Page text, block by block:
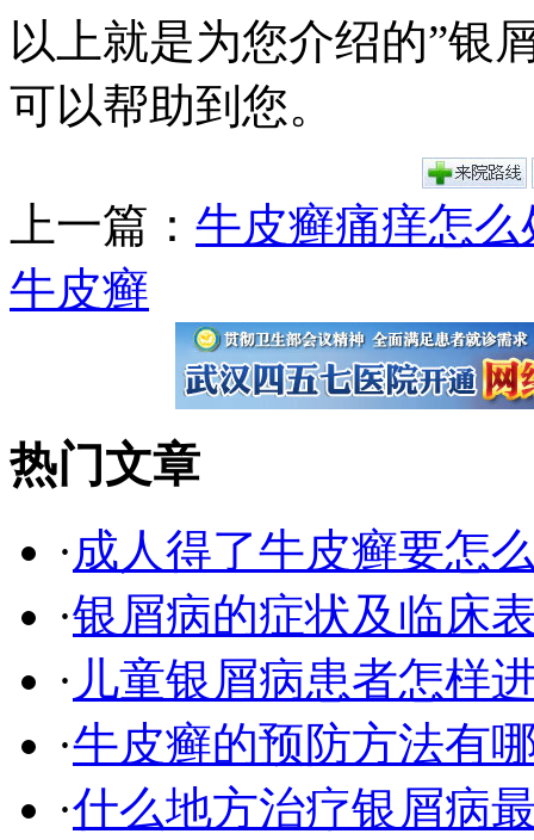
以上就是为您介绍的”银
可以帮助到您。
上一篇： 牛皮癣痛痒怎么
牛皮癣
热门文章
·成人得了牛皮癣要怎
·银屑病的症状及临床
· 儿童银屑病患者怎样
·牛皮癣的预防方法有
·什么地方治疗银屑病